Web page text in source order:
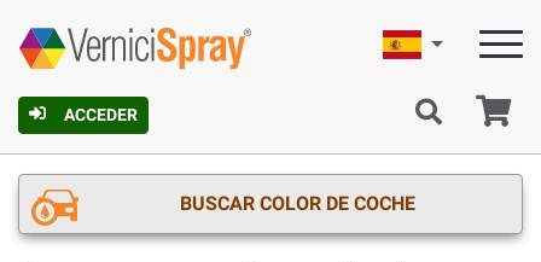
ACCEDER
Español
BUSCAR COLOR DE COCHE